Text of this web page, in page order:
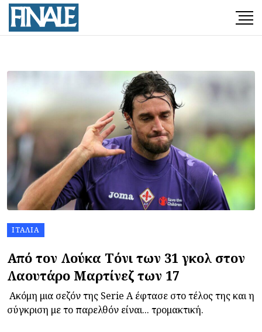
ΙΤΑΛΊΑ
Από τον Λούκα Τόνι των 31 γκολ στον
Λαουτάρο Μαρτίνεζ των 17
Ακόμη μια σεζόν της Serie A έφτασε στο τέλος της και η
σύγκριση με το παρελθόν είναι... τρομακτική.